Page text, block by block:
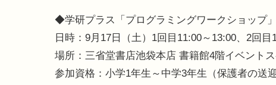
◆学研プラス「プログラミングワークショップ」
日時：9月17日（土）1回目11:00～13:00、2回目
場所：三省堂書店池袋本店 書籍館4階イベント
参加資格：小学1年生～中学3年生（保護者の送迎